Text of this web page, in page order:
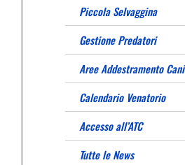
Piccola Selvaggina
Gestione Predatori
Aree Addestramento Cani
Calendario Venatorio
Accesso all’ATC
Tutte le News